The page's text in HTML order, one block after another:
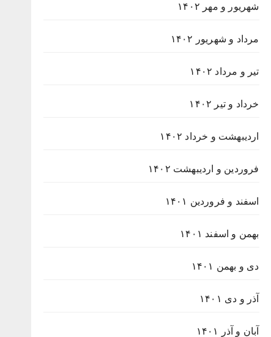
شهریور و مهر ۱۴۰۲
مرداد و شهریور ۱۴۰۲
تیر و مرداد ۱۴۰۲
خرداد و تیر ۱۴۰۲
اردیبهشت و خرداد ۱۴۰۲
فروردین و اردیبهشت ۱۴۰۲
اسفند و فروردین ۱۴۰۱
بهمن و اسفند ۱۴۰۱
دی و بهمن ۱۴۰۱
آذر و دی ۱۴۰۱
آبان و آذر ۱۴۰۱